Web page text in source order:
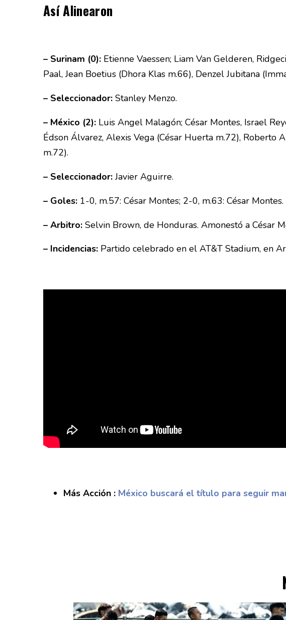
Así Alinearon
– Surinam (0): Etienne Vaessen; Liam Van Gelderen,
Paal, Jean Boetius (Dhora Klas m.66), Denzel Jubitana
– Seleccionador: Stanley Menzo.
– México (2): Luis Angel Malagón; César Montes, Israel
Édson Álvarez, Alexis Vega (César Huerta m.72), Roberto
m.72).
– Seleccionador:Javier Aguirre.
– Goles: 1-0, m.57: César Montes; 2-0, m.63: César Montes.
– Arbitro: Selvin Brown, de Honduras. Amonestó a César
– Incidencias: Partido celebrado en el AT&T Stadium, en
Más Acción : México buscará el título para seguir